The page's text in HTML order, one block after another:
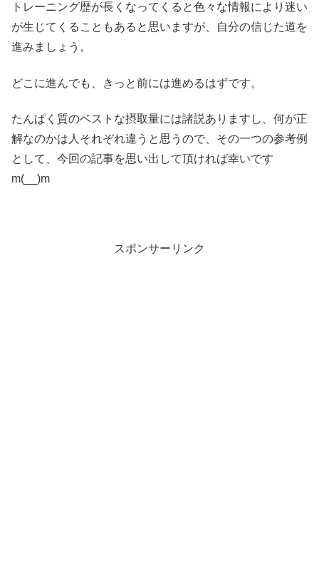
トレーニング歴が長くなってくると色々な情報により迷い
が生じてくることもあると思いますが、自分の信じた道を
進みましょう。
どこに進んでも、きっと前には進めるはずです。
たんぱく質のベストな摂取量には諸説ありますし、何が正
解なのかは人それぞれ違うと思うので、その一つの参考例
として、今回の記事を思い出して頂ければ幸いです
m(__)m
スポンサーリンク